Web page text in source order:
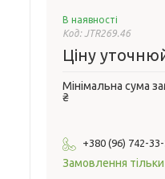
В наявності
Код: JTR269.46
Ціну
Мінімальна сума
₴
+380 (96) 742-
Замовлення